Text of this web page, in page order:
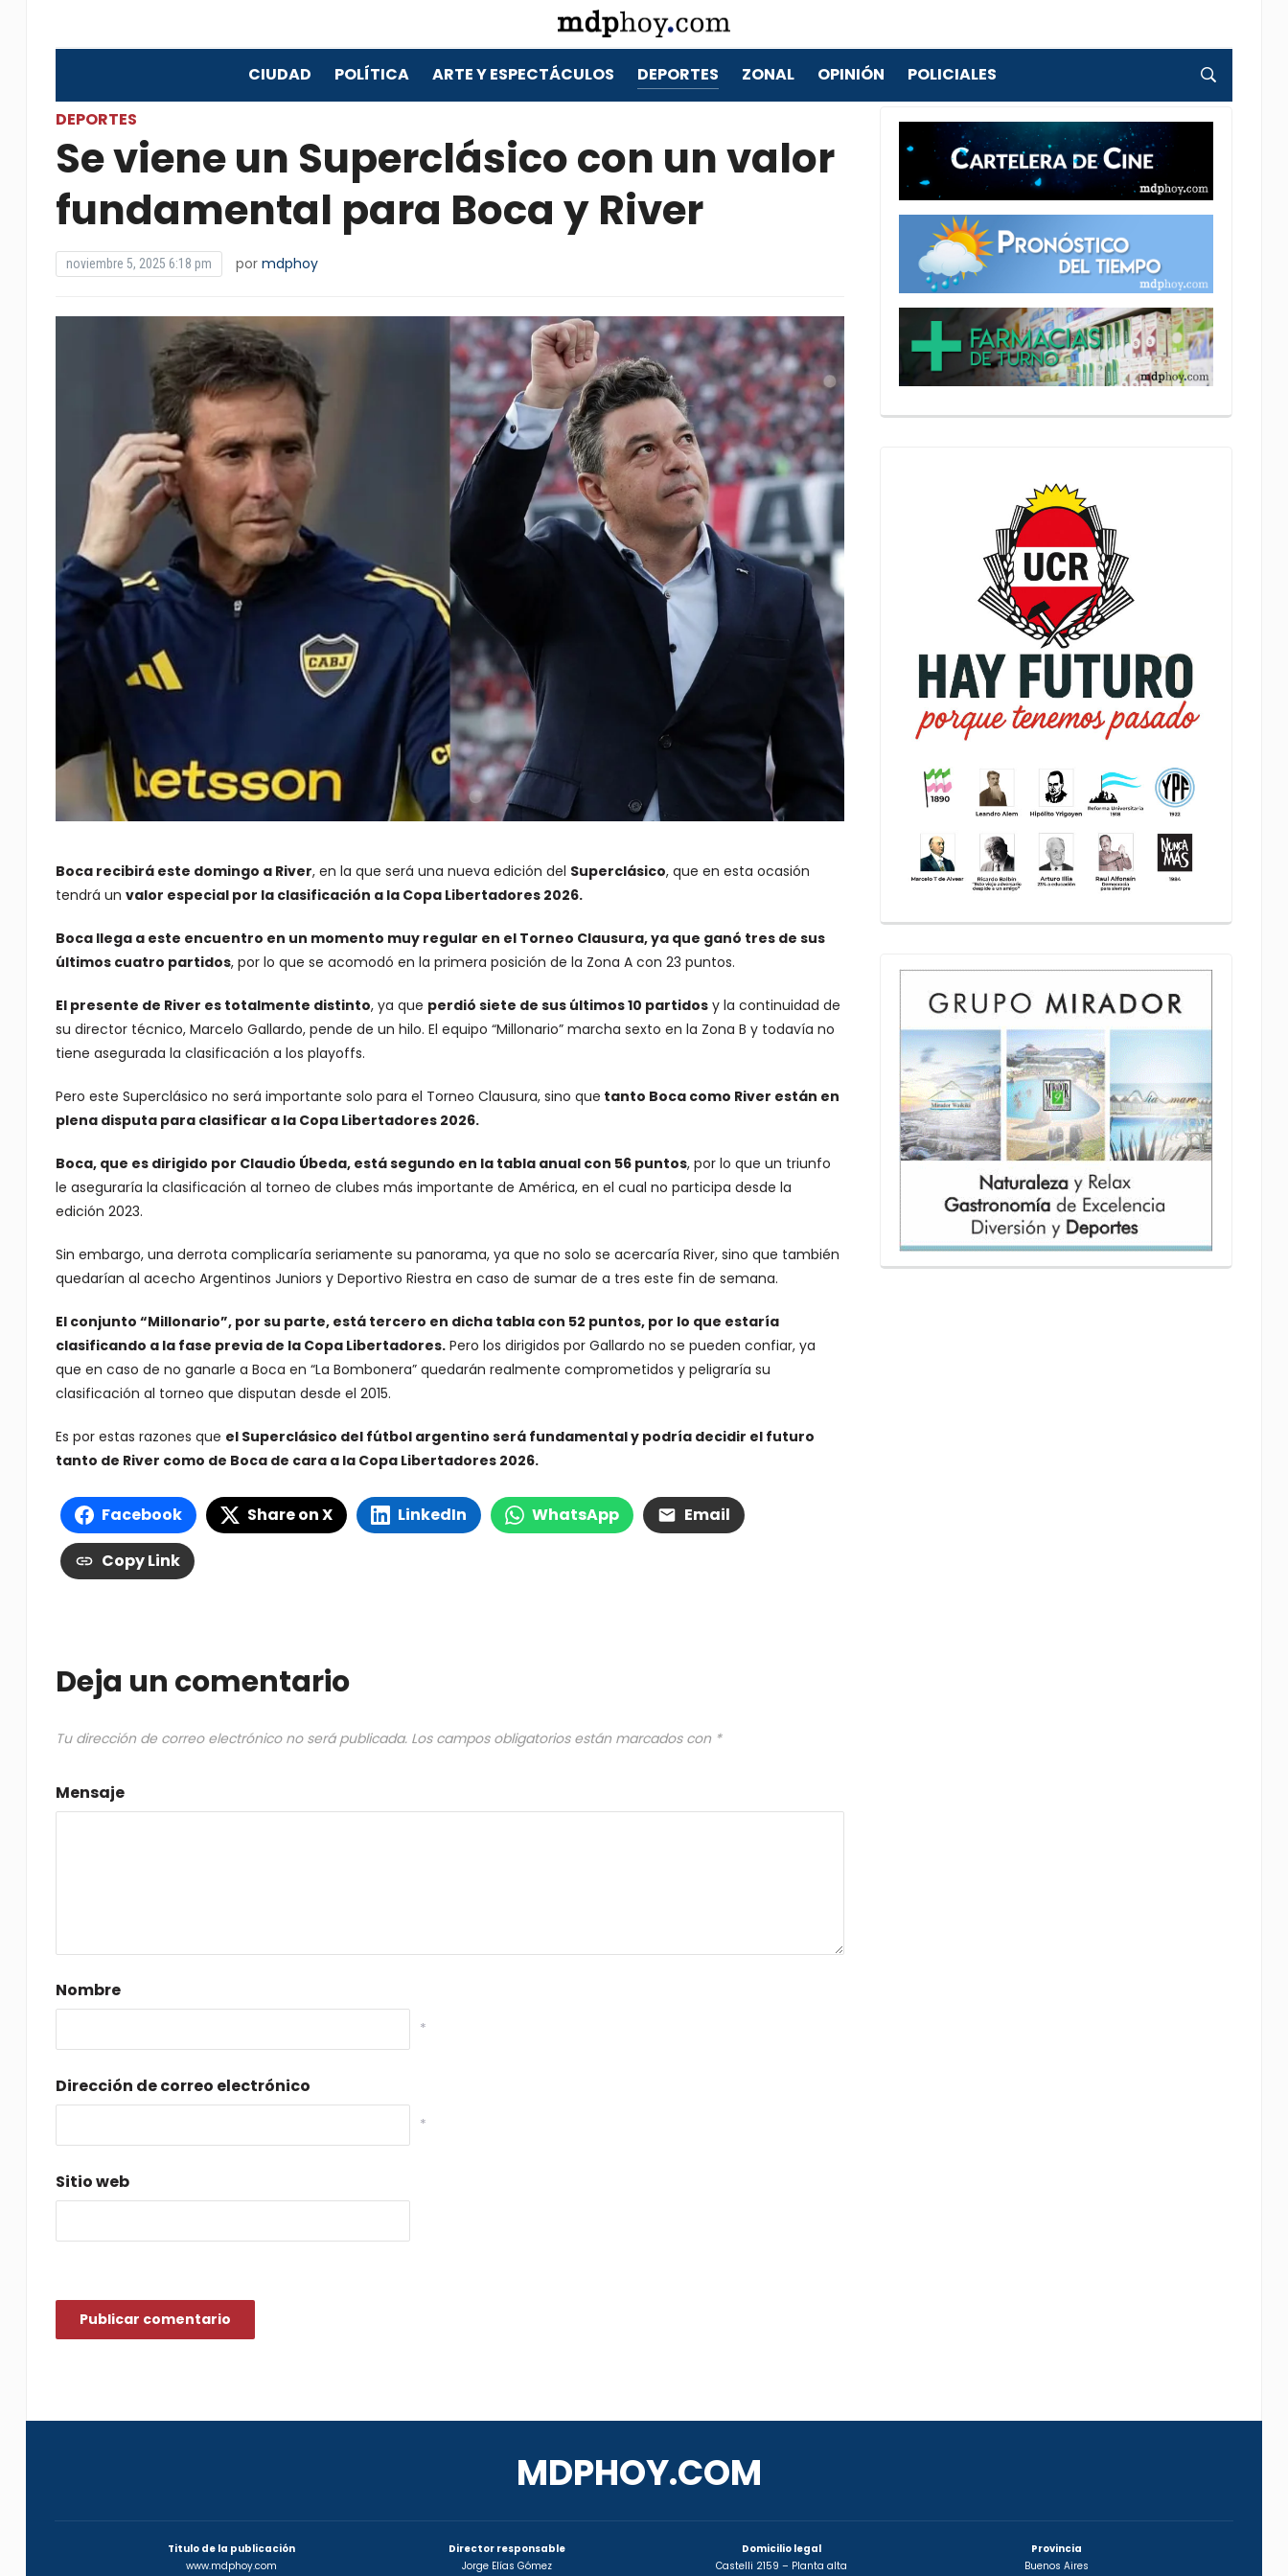
CIUDAD POLÍTICA ARTE Y ESPECTÁCULOS DEPORTES ZONAL OPINIÓN POLICIALES
DEPORTES
Se viene un Superclásico con un valor
fundamental para Boca y River
noviembre 5, 2025 6:18 pm por mdphoy
Boca recibirá este domingo a River, en la que será una nueva edición del Superclásico, que en esta ocasión
tendrá un valor especial por la clasificación a la Copa Libertadores 2026.
Boca llega a este encuentro en un momento muy regular en el Torneo Clausura, ya que ganó tres de sus
últimos cuatro partidos, por lo que se acomodó en la primera posición de la Zona A con 23 puntos.
El presente de River es totalmente distinto, ya que perdió siete de sus últimos 10 partidosy la continuidad de
su director técnico, Marcelo Gallardo, pende de un hilo. El equipo “Millonario” marcha sexto en la Zona B y todavía no
tiene asegurada la clasificación a los playoffs.
Pero este Superclásico no será importante solo para el Torneo Clausura, sino que tanto Boca como River están en
plena disputa para clasificar a la Copa Libertadores 2026.
Boca, que es dirigido por Claudio Úbeda, está segundo en la tabla anual con 56 puntos, por lo que un triunfo
le aseguraría la clasificación al torneo de clubes más importante de América, en el cual no participa desde la
edición 2023.
Sin embargo, una derrota complicaría seriamente su panorama, ya que no solo se acercaría River, sino que también
quedarían al acecho Argentinos Juniors y Deportivo Riestra en caso de sumar de a tres este fin de semana.
El conjunto “Millonario”, por su parte, está tercero en dicha tabla con 52 puntos, por lo que estaría
clasificando a la fase previa de la Copa Libertadores.Pero los dirigidos por Gallardo no se pueden confiar, ya
que en caso de no ganarle a Boca en “La Bombonera” quedarán realmente comprometidos y peligraría su
clasificación al torneo que disputan desde el 2015.
Es por estas razones que el Superclásico del fútbol argentino será fundamental y podría decidir el futuro
tanto de River como de Boca de cara a la Copa Libertadores 2026.
Facebook Share on X LinkedIn WhatsApp Email
Copy Link
Deja un comentario
Tu dirección de correo electrónico no será publicada. Los campos obligatorios están marcados con *
Mensaje
Nombre
*
Dirección de correo electrónico
*
Sitio web
MDPHOY.COM
Titulo de la publicación
www.mdphoy.com
Director responsable
Jorge Elías Gómez
Domicilio legal
Castelli 2159 – Planta alta
Provincia
Buenos Aires